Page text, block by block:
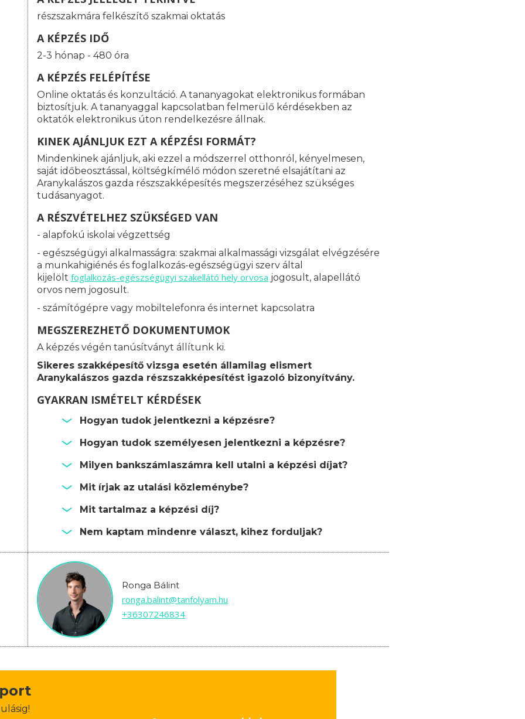
részszakmára felkészítő szakmai oktatás
A KÉPZÉS IDŐ
2-3 hónap - 480 óra
A KÉPZÉS FELÉPÍTÉSE
Online oktatás és konzultáció. A tananyagokat elektronikus formában
biztosítjuk. A tananyaggal kapcsolatban felmerülő kérdésekben az
oktatók elektronikus úton rendelkezésre állnak.
KINEK AJÁNLJUK EZT A KÉPZÉSI FORMÁT?
Mindenkinek ajánljuk, aki ezzel a módszerrel otthonról, kényelmesen,
saját időbeosztással, költségkímélő módon szeretné elsajátítani az
Aranykalászos gazda részszakképesítés megszerzéséhez szükséges
tudásanyagot.
A RÉSZVÉTELHEZ SZÜKSÉGED VAN
- alapfokú iskolai végzettség
- egészségügyi alkalmasságra: szakmai alkalmassági vizsgálat elvégzésére
a munkahigiénés és foglalkozás-egészségügyi szerv által
kijelölt foglalkozás-egészségügyi szakellátó hely orvosa jogosult, alapellátó
orvos nem jogosult.
- számítógépre vagy mobiltelefonra és internet kapcsolatra
MEGSZEREZHETŐ DOKUMENTUMOK
A képzés végén tanúsítványt állítunk ki.
Sikeres szakképesítő vizsga esetén államilag elismert
Aranykalászos gazda részszakképesítést igazoló bizonyítvány.
GYAKRAN ISMÉTELT KÉRDÉSEK
Hogyan tudok jelentkezni a képzésre?
Hogyan tudok személyesen jelentkezni a képzésre?
Milyen bankszámlaszámra kell utalni a képzési díjat?
Mit írjak az utalási közleménybe?
Mit tartalmaz a képzési díj?
Nem kaptam mindenre választ, kihez forduljak?
Ronga Bálint
ronga.balint@tanfolyam.hu
+36307246834